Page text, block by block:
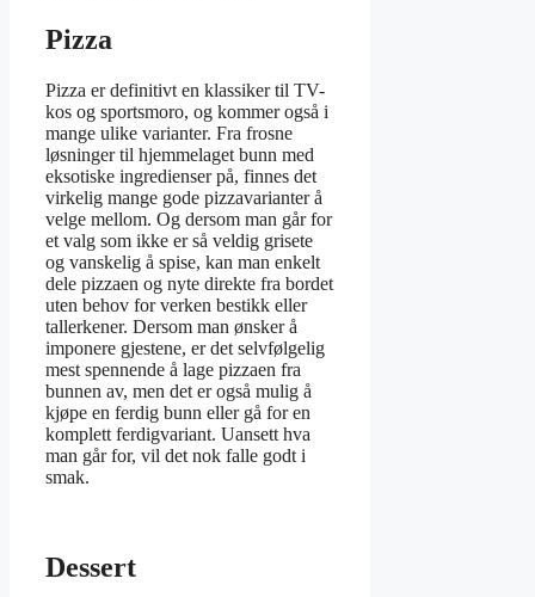
Pizza
Pizza er definitivt en klassiker til TV-
kos og sportsmoro, og kommer også i
mange ulike varianter. Fra frosne
løsninger til hjemmelaget bunn med
eksotiske ingredienser på, finnes det
virkelig mange gode pizzavarianter å
velge mellom. Og dersom man går for
et valg som ikke er så veldig grisete
og vanskelig å spise, kan man enkelt
dele pizzaen og nyte direkte fra bordet
uten behov for verken bestikk eller
tallerkener. Dersom man ønsker å
imponere gjestene, er det selvfølgelig
mest spennende å lage pizzaen fra
bunnen av, men det er også mulig å
kjøpe en ferdig bunn eller gå for en
komplett ferdigvariant. Uansett hva
man går for, vil det nok falle godt i
smak.
Dessert